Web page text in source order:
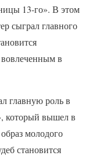
13-го». В этом
сыграл главного
вовлеченным в
главную роль в
который вышел в
молодого
становится